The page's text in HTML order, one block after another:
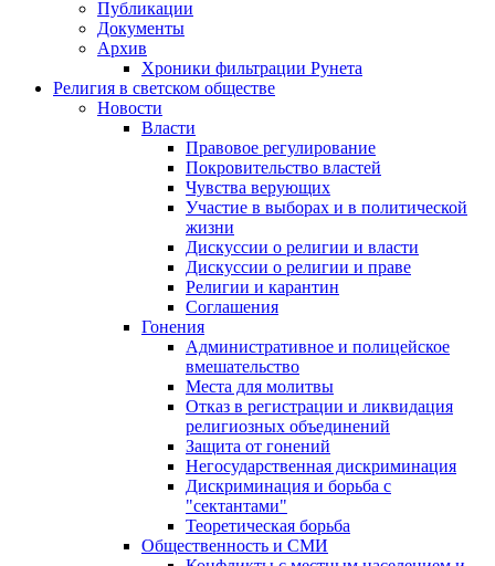
Публикации
Документы
Архив
Хроники фильтрации Рунета
Религия в светском обществе
Новости
Власти
Правовое регулирование
Покровительство властей
Чувства верующих
Участие в выборах и в политической
жизни
Дискуссии о религии и власти
Дискуссии о религии и праве
Религии и карантин
Соглашения
Гонения
Административное и полицейское
вмешательство
Места для молитвы
Отказ в регистрации и ликвидация
религиозных объединений
Защита от гонений
Негосударственная дискриминация
Дискриминация и борьба с
"сектантами"
Теоретическая борьба
Общественность и СМИ